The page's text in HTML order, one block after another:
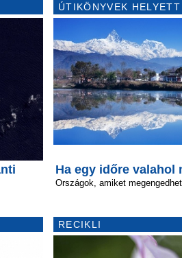
ÚTIKÖNYVEK HELYETT
Ha egy időre valahol
Országok, amiket
RECIKLI